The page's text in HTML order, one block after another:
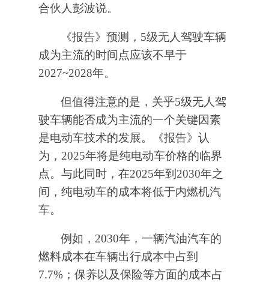
合伙人彭波说。
《报告》预测，5级无人驾驶车辆
成为主流的时间点应该不早于
2027~2028年。
但值得注意的是，关乎5级无人驾
驶车辆能否成为主流的一个关键因素
是电动车技术的发展。《报告》认
为，2025年将是纯电动车价格的临界
点。与此同时，在2025年到2030年之
间，纯电动车的成本将低于内燃机汽
车。
例如，2030年，一辆汽油汽车的
燃料成本在车辆出行成本中占到
7.7%；保养以及保险等方面的成本占